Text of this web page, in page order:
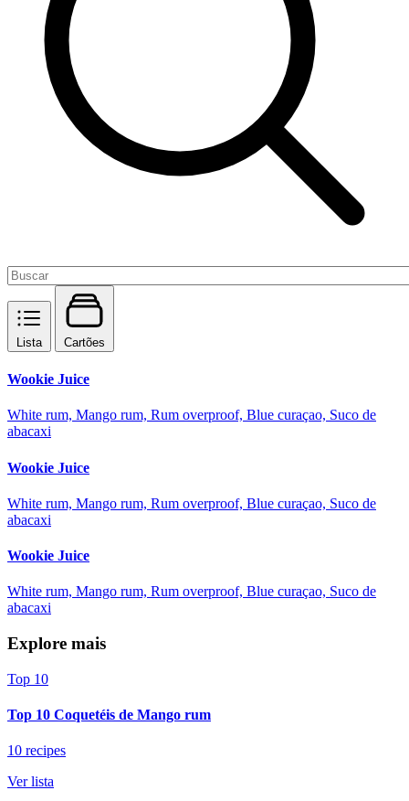
Lista Cartões
Wookie Juice
White rum, Mango rum, Rum overproof, Blue curaçao, Suco de
abacaxi
Wookie Juice
White rum, Mango rum, Rum overproof, Blue curaçao, Suco de
abacaxi
Wookie Juice
White rum, Mango rum, Rum overproof, Blue curaçao, Suco de
abacaxi
Explore mais
Top 10
Top 10 Coquetéis de Mango rum
10 recipes
Ver lista